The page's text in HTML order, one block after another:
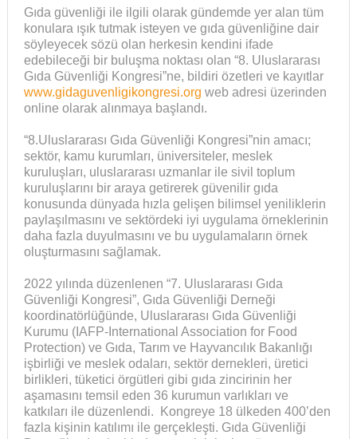
Gıda güvenliği ile ilgili olarak gündemde yer alan tüm
konulara ışık tutmak isteyen ve gıda güvenliğine dair
söyleyecek sözü olan herkesin kendini ifade
edebileceği bir buluşma noktası olan “8. Uluslararası
Gıda Güvenliği Kongresi”ne, bildiri özetleri ve kayıtlar
www.gidaguvenligikongresi.org web adresi üzerinden
online olarak alınmaya başlandı.
“8.Uluslararası Gıda Güvenliği Kongresi”nin amacı;
sektör, kamu kurumları, üniversiteler, meslek
kuruluşları, uluslararası uzmanlar ile sivil toplum
kuruluşlarını bir araya getirerek güvenilir gıda
konusunda dünyada hızla gelişen bilimsel yeniliklerin
paylaşılmasını ve sektördeki iyi uygulama örneklerinin
daha fazla duyulmasını ve bu uygulamaların örnek
oluşturmasını sağlamak.
2022 yılında düzenlenen “7. Uluslararası Gıda
Güvenliği Kongresi”, Gıda Güvenliği Derneği
koordinatörlüğünde, Uluslararası Gıda Güvenliği
Kurumu (IAFP-International Association for Food
Protection) ve Gıda, Tarım ve Hayvancılık Bakanlığı
işbirliği ve meslek odaları, sektör dernekleri, üretici
birlikleri, tüketici örgütleri gibi gıda zincirinin her
aşamasını temsil eden 36 kurumun varlıkları ve
katkıları ile düzenlendi. Kongreye 18 ülkeden 400’den
fazla kişinin katılımı ile gerçekleşti. Gıda Güvenliği